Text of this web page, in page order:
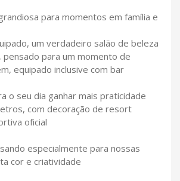
para momentos em família e
um verdadeiro salão de beleza
para um momento de
equipado inclusive com bar
o seu dia ganhar mais praticidade
com decoração de resort
oficial
especialmente para nossas
cor e criatividade